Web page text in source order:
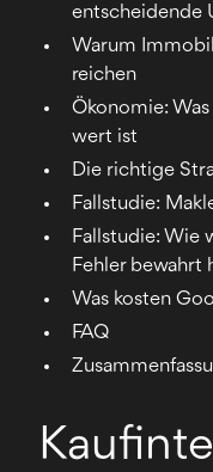
entscheidende
Warum
reichen
Ökonomie:
wert ist
Die richtige
Fallstudie:
Fallstudie: Wie
Fehler bewahrt
Was kosten
FAQ